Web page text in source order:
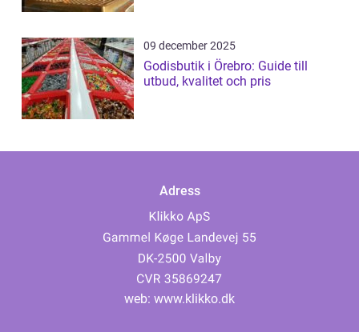
09 december 2025
Godisbutik i Örebro: Guide till
utbud, kvalitet och pris
Adress
web: www.klikko.dk